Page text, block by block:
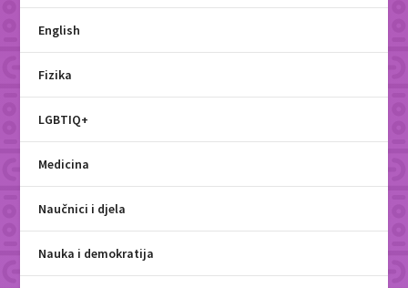
English
Fizika
LGBTIQ+
Medicina
Naučnici i djela
Nauka i demokratija